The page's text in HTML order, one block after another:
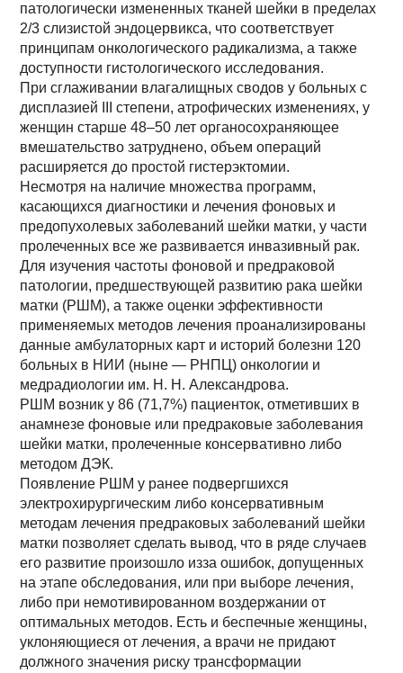
патологически измененных тканей шейки в пределах
2/3 слизистой эндоцервикса, что соответствует
принципам онкологического радикализма, а также
доступности гистологического исследования.
При сглаживании влагалищных сводов у больных с
дисплазией III степени, атрофических изменениях, у
женщин старше 48–50 лет органосохраняющее
вмешательство затруднено, объем операций
расширяется до простой гистерэктомии.
Несмотря на наличие множества программ,
касающихся диагностики и лечения фоновых и
предопухолевых заболеваний шейки матки, у части
пролеченных все же развивается инвазивный рак.
Для изучения частоты фоновой и предраковой
патологии, предшествующей развитию рака шейки
матки (РШМ), а также оценки эффективности
применяемых методов лечения проанализированы
данные амбулаторных карт и историй болезни 120
больных в НИИ (ныне — РНПЦ) онкологии и
медрадиологии им. Н. Н. Александрова.
РШМ возник у 86 (71,7%) пациенток, отметивших в
анамнезе фоновые или предраковые заболевания
шейки матки, пролеченные консервативно либо
методом ДЭК.
Появление РШМ у ранее подвергшихся
электрохирургическим либо консервативным
методам лечения предраковых заболеваний шейки
матки позволяет сделать вывод, что в ряде случаев
его развитие произошло из­за ошибок, допущенных
на этапе обследования, или при выборе лечения,
либо при немотивированном воздержании от
оптимальных методов. Есть и беспечные женщины,
уклоняющиеся от лечения, а врачи не придают
должного значения риску трансформации